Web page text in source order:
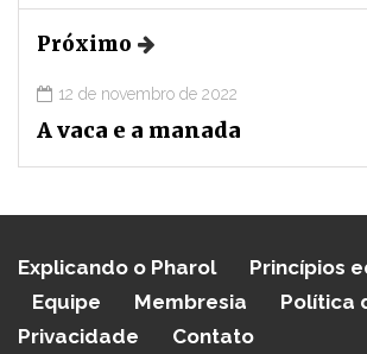
Próximo
12 de novembro de 2022
A vaca e a manada
Explicando o Pharol
Princípios
Equipe
Membresia
Política
Privacidade
Contato